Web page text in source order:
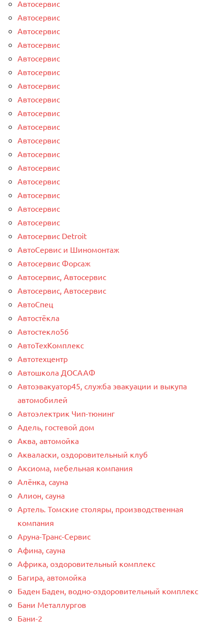
Автосервис
Автосервис
Автосервис
Автосервис
Автосервис
Автосервис
Автосервис
Автосервис
Автосервис
Автосервис
Автосервис
Автосервис
Автосервис
Автосервис
Автосервис
Автосервис
Автосервис
Автосервис Detroit
АвтоСервис и Шиномонтаж
Автосервис Форсаж
Автосервис, Автосервис
Автосервис, Автосервис
АвтоСпец
Автостёкла
Автостекло56
АвтоТехКомплекс
Автотехцентр
Автошкола ДОСААФ
Автоэвакуатор45, служба эвакуации и выкупа
автомобилей
Автоэлектрик Чип-тюнинг
Адель, гостевой дом
Аква, автомойка
Акваласки, оздоровительный клуб
Аксиома, мебельная компания
Алёнка, сауна
Алион, сауна
Артель. Томские столяры, производственная
компания
Аруна-Транс-Сервис
Афина, сауна
Африка, оздоровительный комплекс
Багира, автомойка
Баден Баден, водно-оздоровительный комплекс
Бани Металлургов
Бани-2